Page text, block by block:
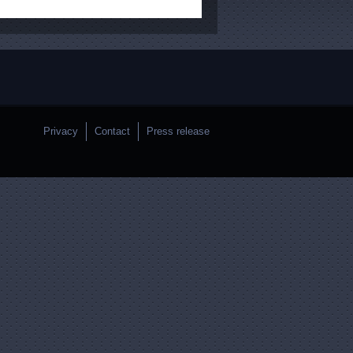
Privacy Contact Press release